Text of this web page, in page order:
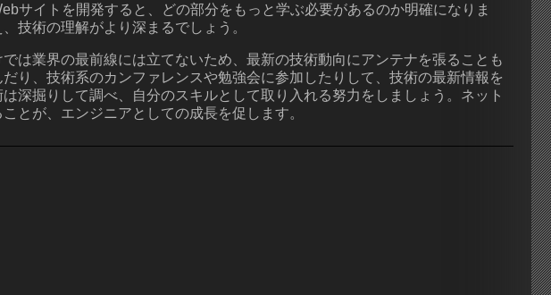
サイトを開発すると、どの部分をもっと学ぶ必要があるのか明確になりま
技術の理解がより深まるでしょう。
は業界の最前線には立てないため、最新の技術動向にアンテナを張ることも
り、技術系のカンファレンスや勉強会に参加したりして、技術の最新情報を
深掘りして調べ、自分のスキルとして取り入れる努力をしましょう。ネット
とが、エンジニアとしての成長を促します。